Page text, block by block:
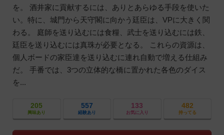
を。 酒井家に貢献するには、ありとあらゆる手段を使いた
い。特に、城門から天守閣に向かう廷臣は、VPに大きく関
わる。 庭師を送り込むには食糧、武士を送り込むには鉄、
廷臣を送り込むには真珠が必要となる。 これらの資源は、
個人ボードの家臣達を送り込むに連れ自動で増える仕組み
だ。 手番では、3つの立体的な橋に置かれた各色のダイス
を...
205
興味あり
557
経験あり
133
お気に入り
482
持ってる